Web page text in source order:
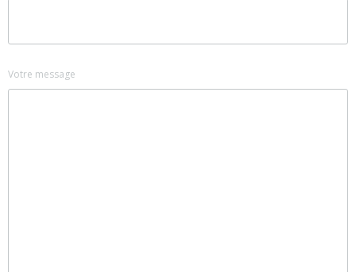
Votre message